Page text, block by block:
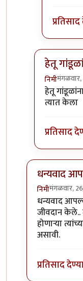
हेतू
निमी
In reply
हेतू
त्यात केला
प्रतिसाद
धन्यवाद
निमीमंगळवार,
In reply to
धन्यवाद
जीवदान केले..
होणाऱ्या
असावी.
प्रतिसाद